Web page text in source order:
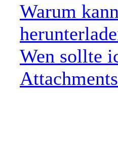
Warum
Wen sollte